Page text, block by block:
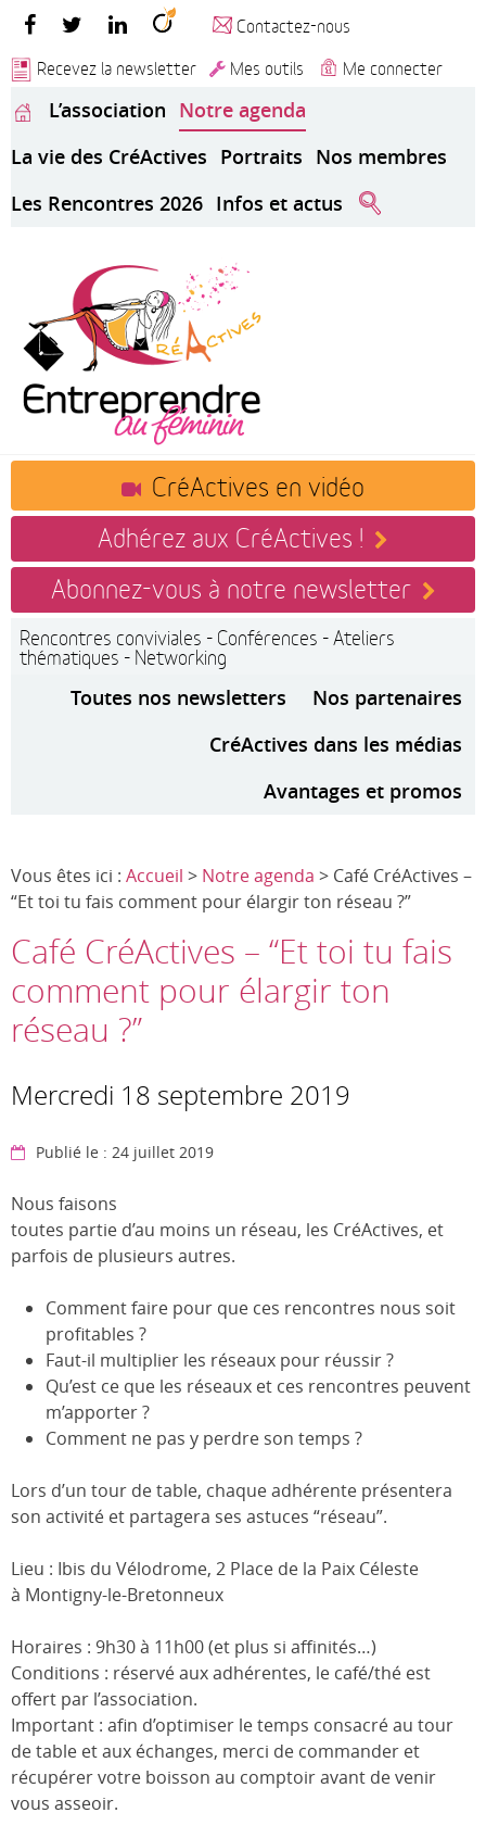
Contactez-nous
Recevez la newsletter
Mes outils Me connecter
L’association Notre agenda
La vie des CréActives Portraits Nos membres
Les Rencontres 2026 Infos et actus
CréActives en vidéo
Adhérez aux CréActives !
Abonnez-vous à notre newsletter
Rencontres conviviales - Conférences - Ateliers
thématiques - Networking
Toutes nos newsletters
Nos partenaires
CréActives dans les médias
Avantages et promos
Vous êtes ici : Accueil > Notre agenda > Café CréActives –
“Et toi tu fais comment pour élargir ton réseau ?”
Café CréActives – “Et toi tu fais
comment pour élargir ton
réseau ?”
Mercredi 18 septembre 2019
Publié le : 24 juillet 2019
Nous faisons
toutes partie d’au moins un réseau, les CréActives, et
parfois de plusieurs autres.
Comment faire pour que ces rencontres nous soit
profitables ?
Faut-il multiplier les réseaux pour réussir ?
Qu’est ce que les réseaux et ces rencontres peuvent
m’apporter ?
Comment ne pas y perdre son temps ?
Lors d’un tour de table, chaque adhérente présentera
son activité et partagera ses astuces “réseau”.
Lieu : Ibis du Vélodrome, 2 Place de la Paix Céleste
à Montigny-le-Bretonneux
Horaires : 9h30 à 11h00 (et plus si affinités…)
Conditions : réservé aux adhérentes, le café/thé est
offert par l’association.
Important : afin d’optimiser le temps consacré au tour
de table et aux échanges, merci de commander et
récupérer votre boisson au comptoir avant de venir
vous asseoir.